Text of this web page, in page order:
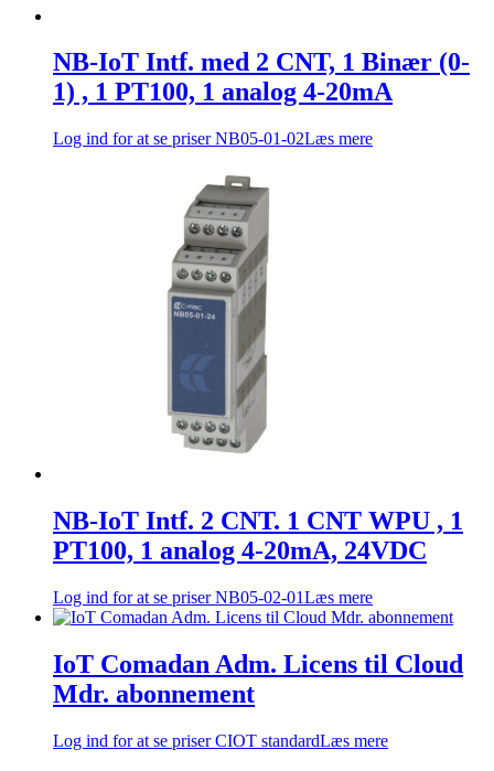
NB-IoT Intf. med 2 CNT, 1 Binær (0-
1) , 1 PT100, 1 analog 4-20mA
Log ind for at se priserNB05-01-02Læs mere
NB-IoT Intf. 2 CNT. 1 CNT WPU , 1
PT100, 1 analog 4-20mA, 24VDC
Log ind for at se priserNB05-02-01Læs mere
IoT Comadan Adm. Licens til Cloud
Mdr. abonnement
Log ind for at se priserCIOT standardLæs mere